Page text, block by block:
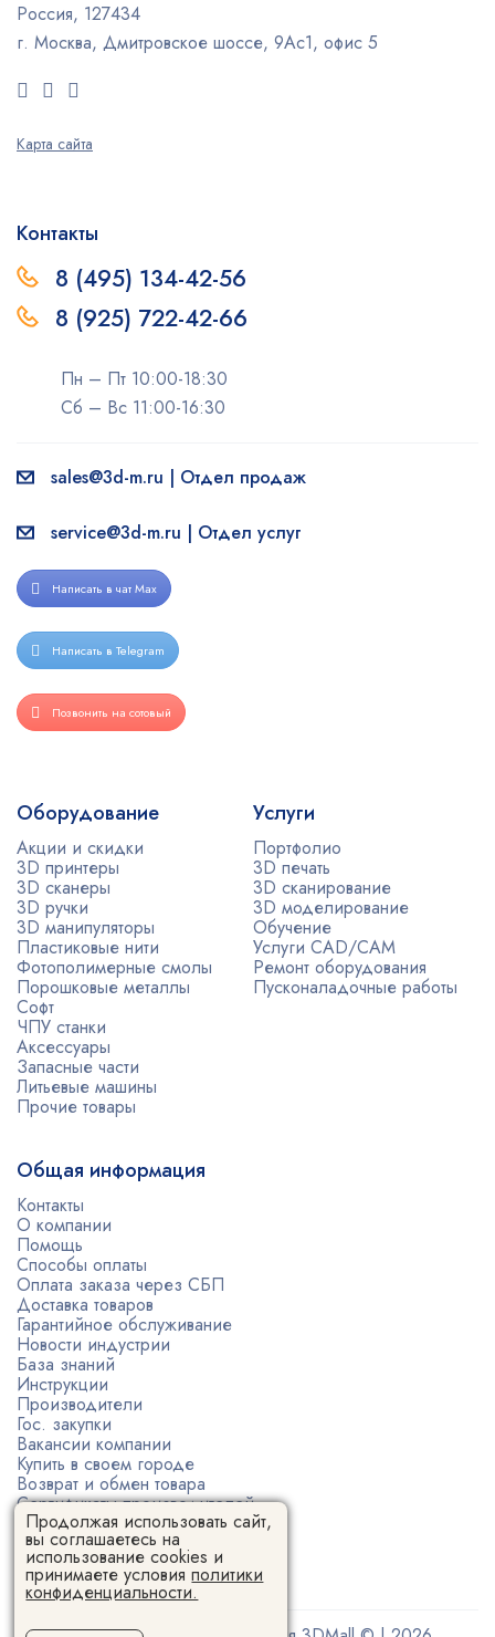
Россия, 127434
г. Москва, Дмитровское шоссе, 9Ас1, офис 5
Карта сайта
Контакты
8 (495) 134-42-56
8 (925) 722-42-66
Пн – Пт 10:00-18:30
Сб – Вс 11:00-16:30
sales@3d-m.ru | Отдел продаж
service@3d-m.ru | Отдел услуг
Написать в чат Max
Написать в Telegram
Позвонить на сотовый
Оборудование
Акции и скидки
3D принтеры
3D сканеры
3D ручки
3D манипуляторы
Пластиковые нити
Фотополимерные смолы
Порошковые металлы
Софт
ЧПУ станки
Аксессуары
Запасные части
Литьевые машины
Прочие товары
Услуги
Портфолио
3D печать
3D сканирование
3D моделирование
Обучение
Услуги CAD/CAM
Ремонт оборудования
Пусконаладочные работы
Общая информация
Контакты
О компании
Помощь
Способы оплаты
Оплата заказа через СБП
Доставка товаров
Гарантийное обслуживание
Новости индустрии
База знаний
Инструкции
Производители
Гос. закупки
Вакансии компании
Купить в своем городе
Возврат и обмен товара
Сертификаты производителей
Политика конфиденциальности
Пользовательское соглашение
Продолжая использовать сайт,
вы соглашаетесь на
использование cookies и
принимаете условияполитики
конфиденциальности.